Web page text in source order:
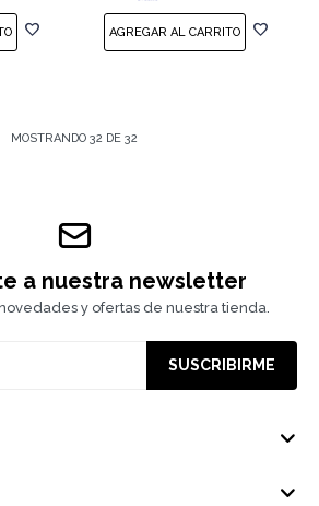
MOSTRANDO 32 DE 32
a nuestra newsletter
y ofertas de nuestra tienda.
SUSCRIBIRME